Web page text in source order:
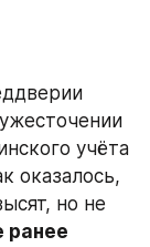
оказалось,
но не
ранее